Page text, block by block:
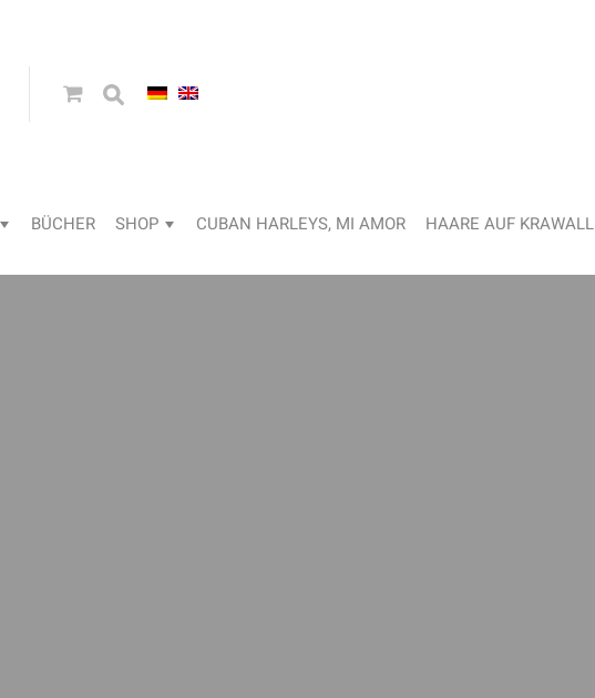
BÜCHER SHOP CUBAN HARLEYS, MI AMOR HAARE AUF KRAWALL